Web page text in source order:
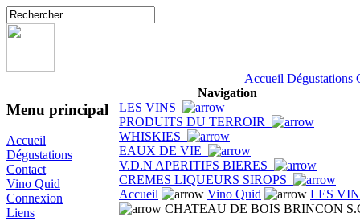
Accueil Dégustations
Menu principal
Accueil
Dégustations
Contact
Vino Quid
Connexion
Liens
Navigation
LES VINS
PRODUITS DU TERROIR
WHISKIES
EAUX DE VIE
V.D.N APERITIFS BIERES
CREMES LIQUEURS SIROPS
Accueil
Vino Quid
LES
CHATEAU DE BOIS BRINCON